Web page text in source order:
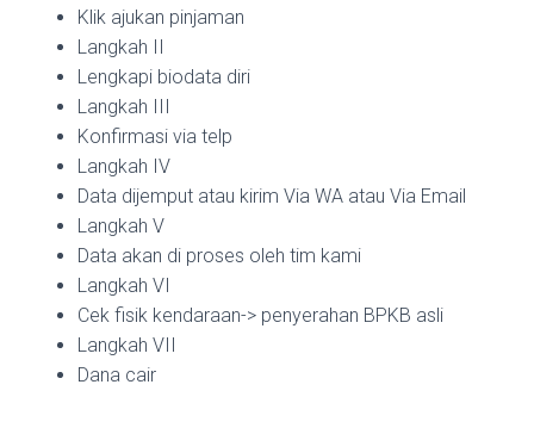
Klik ajukan pinjaman
Langkah II
Lengkapi biodata diri
Langkah III
Konfirmasi via telp
Langkah IV
Data dijemput atau kirim Via WA atau Via Email
Langkah V
Data akan di proses oleh tim kami
Langkah VI
Cek fisik kendaraan-> penyerahan BPKB asli
Langkah VII
Dana cair